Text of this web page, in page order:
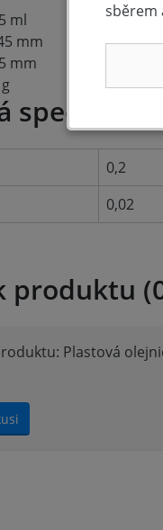
ml
mm
mm
specifikace
0,2
0,02
produktu
Plastová
sběrem